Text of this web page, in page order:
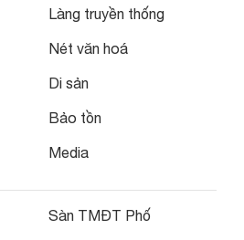
Làng truyền thống
Nét văn hoá
Di sản
Bảo tồn
Media
Sàn TMĐT Phố